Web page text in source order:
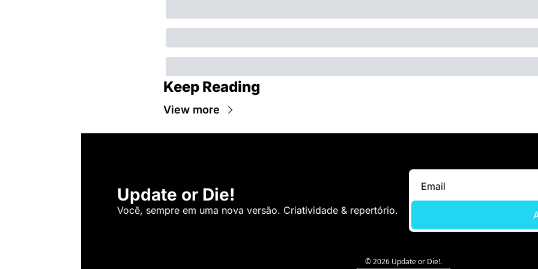
Keep Reading
View more
Update or Die!
Você, sempre em uma nova versão. Criatividade & repertório.
© 2026 Update or Die!.